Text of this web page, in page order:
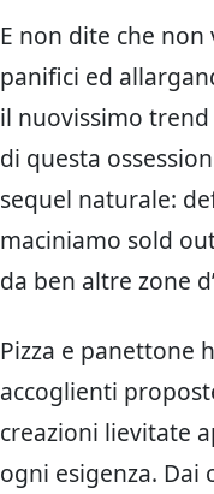
E non dite che
panifici ed
il nuovissimo trend
di questa
sequel naturale:
maciniamo sold
da ben altre zone
Pizza e panettone
accoglienti
creazioni lievitate
ogni esigenza. Dai